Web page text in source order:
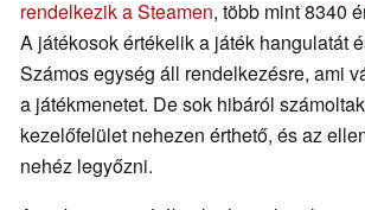
rendelkezik a Steamen, több mint 8340
A játékosok értékelik a játék hangulatát
Számos egység áll rendelkezésre, ami
a játékmenetet. De sok hibáról
kezelőfelület nehezen érthető, és az
nehéz legyőzni.